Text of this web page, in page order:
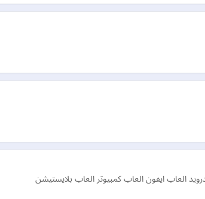
العاب ايفون العاب كمبيوتر العاب بلايستيشن